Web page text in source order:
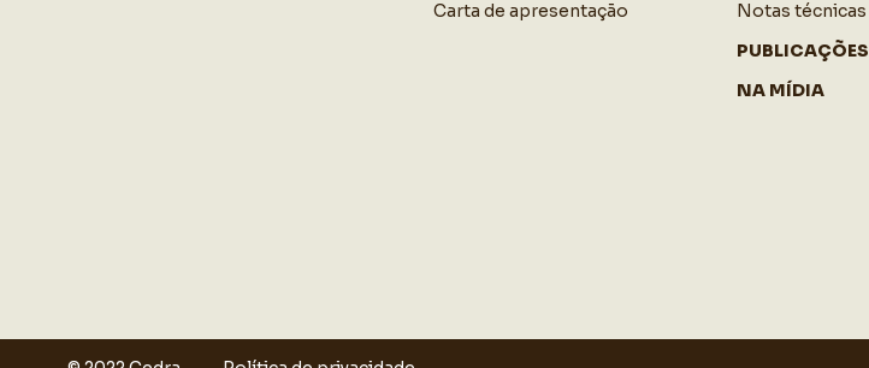
Carta de apresentação
Notas técnicas
PUBLICAÇÕES
NA MÍDIA